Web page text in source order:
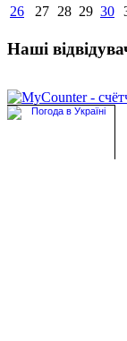
26
27 28 29 30
Наші